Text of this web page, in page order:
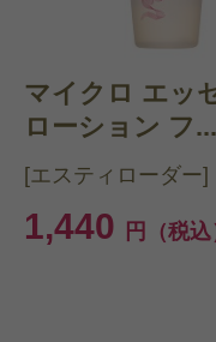
マイクロ エッ
ローション フ...
[エスティローダー]
1,440 円（税込